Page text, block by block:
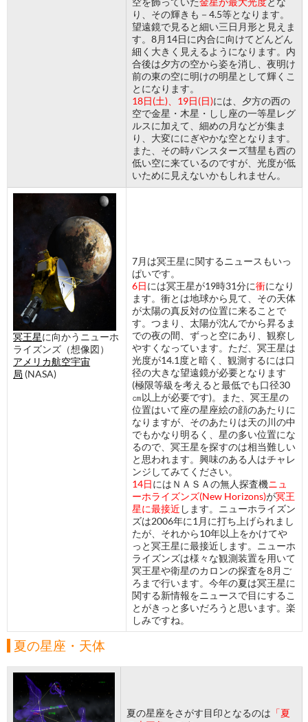
り、その輝きも－4.5等となります。
望遠鏡で見ると細い三日月形と見えま
す。8月14日に内合に向けてどんどん
細く大きく見えるようになります。内
合後は夕方の空から姿を消し、夜明け
前の東の空に明けの明星として輝くこ
とになります。
18日(土)、19日(日)には、夕方の西の
空で金星・木星・しし座の一等星レグ
ルスに加えて、細めの月などが集ま
り、大変ににぎやかな空となります。
また、その時パンスターズ彗星も西の
低い空に来ているのですが、光度が低
いために見えないかもしれません。
冥王星に向かうニューホ
ライズンズ（想像図）
アメリカ航空宇宙
局 (NASA)
7月は冥王星に関するニュースもいっ
ぱいです。
6日には冥王星が19時31分に衝になり
ます。衝とは地球から見て、その天体
が太陽の真反対の位置に来ることで
す。つまり、太陽が沈んでから昇るま
での夜の間、ずっと空にあり、観察し
やすくなっています。ただ、冥王星は
光度が14.1度と暗く、観測するには口
径の大きな望遠鏡が必要となります
(極限等級を考えると最低でも口径30
㎝以上が必要です)。また、冥王星の
位置はいて座の星座絵の顔のあたりに
なりますが、そのあたりは天の川の中
でもかなり明るく、星の多い位置にな
るので、冥王星を探すのは相当難しい
と思われます。興味のある人はチャレ
ンジしてみてください。
14日にはＮＡＳＡの無人探査機ニュ
ーホライズンズ(New Horizons)が冥王
星に最接近 します。ニューホライズン
ズは2006年に1月に打ち上げられまし
たが、それから10年以上をかけてや
っと冥王星に最接近します。ニューホ
ライズンズは様々な観測装置を用いて
冥王星や衛星のカロンの探査を8月ご
ろまで行います。今年の夏は冥王星に
関する新情報をニュースで目にするこ
とがきっと多いだろうと思います。楽
しみですね。
夏の星座・天体
夏の星座をさがす目印となるのは 「夏